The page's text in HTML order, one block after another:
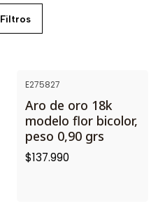
Filtros
E275827
Aro de oro 18k
modelo flor bicolor,
peso 0,90 grs
$137.990